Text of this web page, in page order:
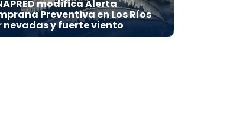
modifica Alerta
Preventiva en Los Ríos
nevadas y fuerte viento